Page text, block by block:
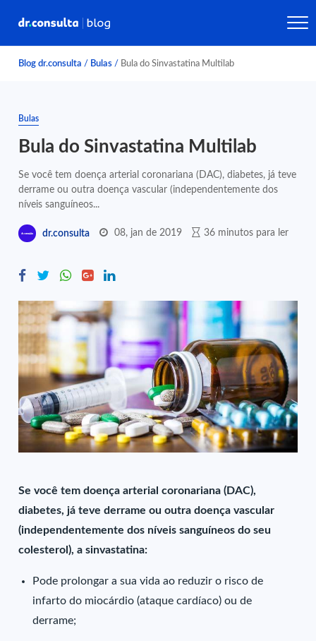
Blog dr.consulta / Bulas / Bula do Sinvastatina Multilab
Bulas
Bula do Sinvastatina Multilab
Se você tem doença arterial coronariana (DAC), diabetes, já teve
derrame ou outra doença vascular (independentemente dos
níveis sanguíneos...
dr.consulta 08, jan de 2019 36 minutos para ler
Se você tem doença arterial coronariana (DAC),
diabetes, já teve derrame ou outra doença vascular
(independentemente dos níveis sanguíneos do seu
colesterol), a sinvastatina:
Pode prolongar a sua vida ao reduzir o risco de
infarto do miocárdio (ataque cardíaco) ou de
derrame;